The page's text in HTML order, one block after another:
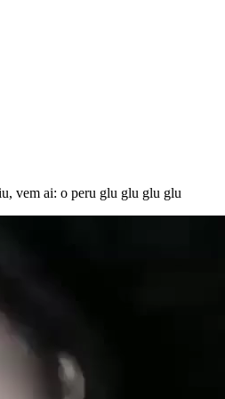
vem ai: o peru glu glu glu glu